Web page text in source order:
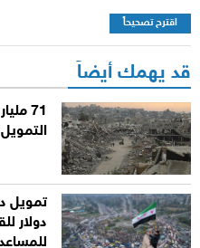
اقترح تصحيحاً
قد يهمك أيضاً
71